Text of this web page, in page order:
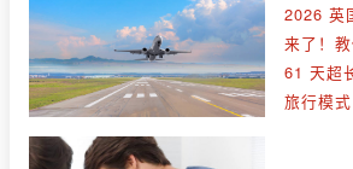
2026 英
来了！
61 天超
旅行模式